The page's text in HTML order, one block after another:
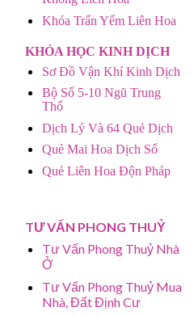
Khóa Trấn Yểm Liên Hoa
KHÓA HỌC KINH DỊCH
Sơ Đồ Vận Khí Kinh Dịch
Bộ Số 5-10 Ngũ Trung
Thổ
Dịch Lý Và 64 Quẻ Dịch
Quẻ Mai Hoa Dịch Số
Quẻ Liên Hoa Độn Pháp
TƯ VẤN PHONG THUỶ
Tư Vấn Phong Thuỷ Nhà
Ở
Tư Vấn Phong Thuỷ Mua
Nhà, Đất Định Cư